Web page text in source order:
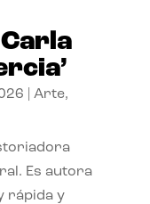
Arte,
Es autora
rápida y